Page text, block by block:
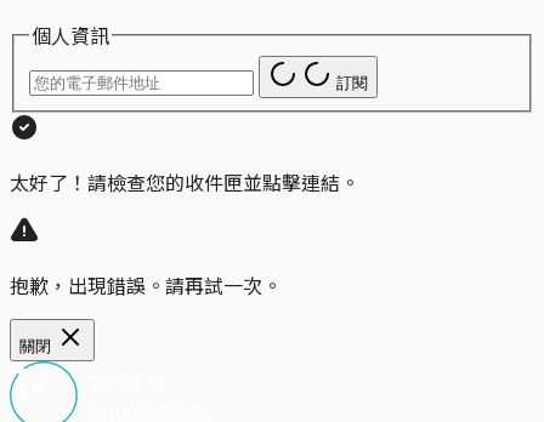
個人資訊
訂閱
太好了！請檢查您的收件匣並點擊連結。
抱歉，出現錯誤。請再試一次。
關閉